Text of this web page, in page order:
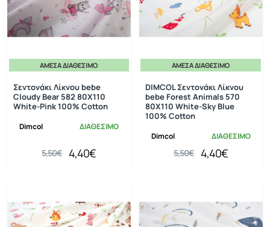
ΆΜΕΣΑ ΔΙΑΘΈΣΙΜΟ
Dimcol ΔΙΑΘΕΣΙΜΟ
Σεντονάκι Λίκνου bebe
Cloudy Bear 582 80X110
White-Pink 100% Cotton
4,40€
5,50€
ΆΜΕΣΑ ΔΙΑΘΈΣΙΜΟ
Dimcol ΔΙΑΘΕΣΙΜΟ
DIMCOL Σεντονάκι Λίκνου
bebe Forest Animals 570
80X110 White-Sky Blue
100% Cotton
4,40€
5,50€